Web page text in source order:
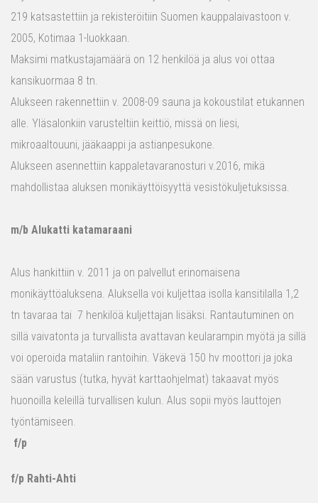
219 katsastettiin ja rekisteröitiin Suomen kauppalaivastoon v.
2005, Kotimaa 1-luokkaan.
Maksimi matkustajamäärä on 12 henkilöä ja alus voi ottaa
kansikuormaa 8 tn.
Alukseen rakennettiin v. 2008-09 sauna ja kokoustilat etukannen
alle. Yläsalonkiin varusteltiin keittiö, missä on liesi,
mikroaaltouuni, jääkaappi ja astianpesukone.
Alukseen asennettiin kappaletavaranosturi v.2016, mikä
mahdollistaa aluksen monikäyttöisyyttä vesistökuljetuksissa.
m/b Alukatti katamaraani
Alus hankittiin v. 2011 ja on palvellut erinomaisena
monikäyttöaluksena. Aluksella voi kuljettaa isolla kansitilalla 1,2
tn tavaraa tai 7 henkilöä kuljettajan lisäksi. Rantautuminen on
sillä vaivatonta ja turvallista avattavan keularampin myötä ja sillä
voi operoida mataliin rantoihin. Väkevä 150 hv moottori ja joka
sään varustus (tutka, hyvät karttaohjelmat) takaavat myös
huonoilla keleillä turvallisen kulun. Alus sopii myös lauttojen
työntämiseen.
f/p
f/p Rahti-Ahti